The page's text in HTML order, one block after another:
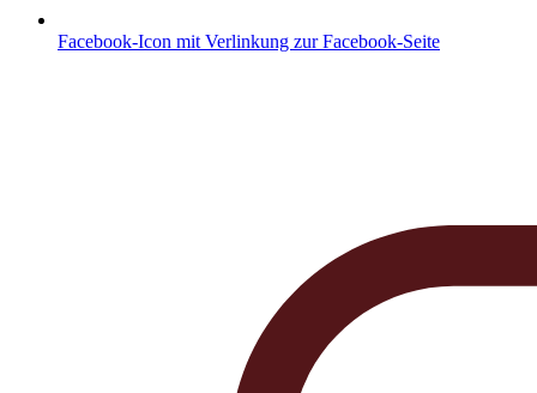
Facebook-Icon mit Verlinkung zur Facebook-Seite